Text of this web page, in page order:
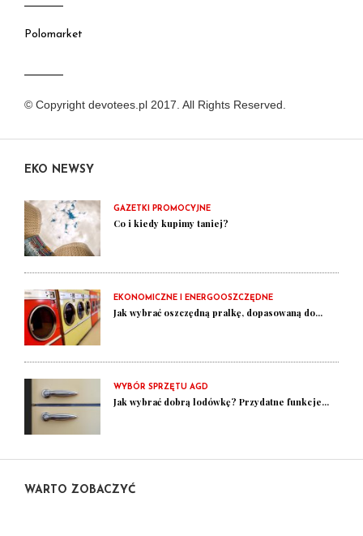
Polomarket
© Copyright devotees.pl 2017. All Rights Reserved.
EKO NEWSY
GAZETKI PROMOCYJNE
Co i kiedy kupimy taniej?
EKONOMICZNE I ENERGOOSZCZĘDNE
Jak wybrać oszczędną pralkę, dopasowaną do...
WYBÓR SPRZĘTU AGD
Jak wybrać dobrą lodówkę? Przydatne funkcje...
WARTO ZOBACZYĆ